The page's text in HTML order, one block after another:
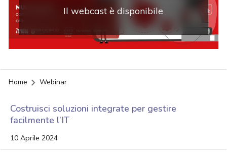
Il webcast è disponibile
Home Webinar
Costruisci soluzioni integrate per gestire
facilmente l’IT
10 Aprile 2024